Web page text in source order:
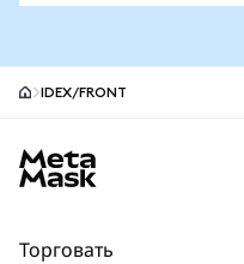
IDEX/FRONT
Торговать